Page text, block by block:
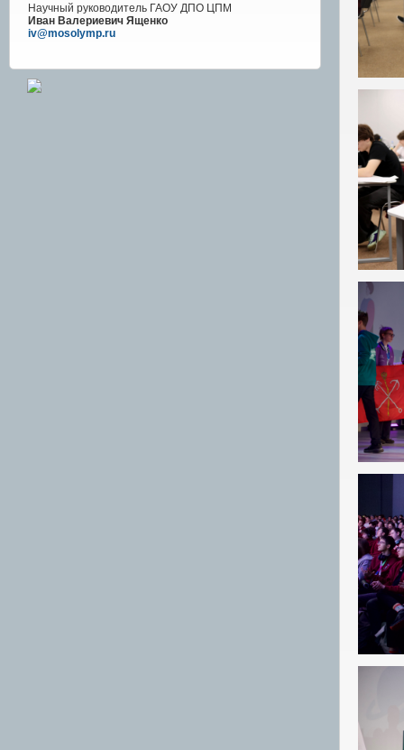
Научный руководитель ГАОУ ДПО ЦПМ
Иван Валериевич Ященко
iv@mosolymp.ru